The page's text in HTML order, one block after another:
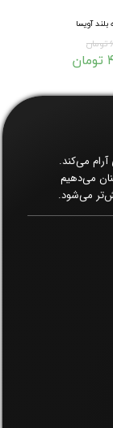
آویسا
آرام می‌کند.
می‌دهیم
می‌شود.